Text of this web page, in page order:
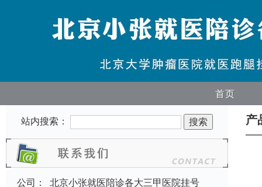
首页
站内搜索：
公司：
北京小张就医陪诊各大三甲医院挂号
产